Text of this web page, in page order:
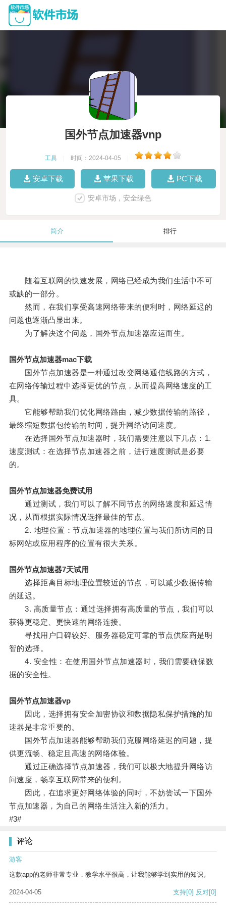
国外节点加速器vnp
工具 时间：2024-04-05
安卓下载 苹果下载 PC下载
安卓市场，安全绿色
简介 排行
随着互联网的快速发展，网络已经成为我们生活中不可
或缺的一部分。
然而，在我们享受高速网络带来的便利时，网络延迟的
问题也逐渐凸显出来。
为了解决这个问题，国外节点加速器应运而生。
国外节点加速器mac下载
国外节点加速器是一种通过改变网络通信线路的方式，
在网络传输过程中选择更优的节点，从而提高网络速度的工
具。
它能够帮助我们优化网络路由，减少数据传输的路径，
最终缩短数据包传输的时间，提升网络访问速度。
在选择国外节点加速器时，我们需要注意以下几点：1.
速度测试：在选择节点加速器之前，进行速度测试是必要
的。
国外节点加速器免费试用
通过测试，我们可以了解不同节点的网络速度和延迟情
况，从而根据实际情况选择最佳的节点。
2. 地理位置：节点加速器的地理位置与我们所访问的目
标网站或应用程序的位置有很大关系。
国外节点加速器7天试用
选择距离目标地理位置较近的节点，可以减少数据传输
的延迟。
3. 高质量节点：通过选择拥有高质量的节点，我们可以
获得更稳定、更快速的网络连接。
寻找用户口碑较好、服务器稳定可靠的节点供应商是明
智的选择。
4. 安全性：在使用国外节点加速器时，我们需要确保数
据的安全性。
国外节点加速器vp
因此，选择拥有安全加密协议和数据隐私保护措施的加
速器是非常重要的。
国外节点加速器能够帮助我们克服网络延迟的问题，提
供更流畅、稳定且高速的网络体验。
通过正确选择节点加速器，我们可以极大地提升网络访
问速度，畅享互联网带来的便利。
因此，在追求更好网络体验的同时，不妨尝试一下国外
节点加速器，为自己的网络生活注入新的活力。
#3#
评论
游客
这款app的老师非常专业，教学水平很高，让我能够学到实用的知识。
2024-04-05 支持[0] 反对[0]